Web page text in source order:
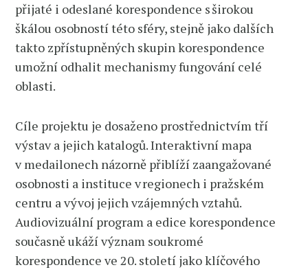
přijaté i odeslané korespondence s širokou
škálou osobností této sféry, stejně jako dalších
takto zpřístupněných skupin korespondence
umožní odhalit mechanismy fungování celé
oblasti.
Cíle projektu je dosaženo prostřednictvím tří
výstav a jejich katalogů. Interaktivní mapa
v medailonech názorně přiblíží zaangažované
osobnosti a instituce v regionech i pražském
centru a vývoj jejich vzájemných vztahů.
Audiovizuální program a edice korespondence
současně ukáží význam soukromé
korespondence ve 20. století jako klíčového